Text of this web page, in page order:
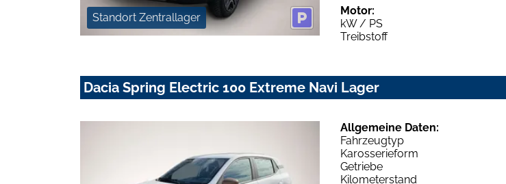
Standort Zentrallager
Motor:
kW / PS
Treibstoff
Dacia Spring Electric 100 Extreme Navi Lager
Allgemeine Daten:
Fahrzeugtyp
Karosserieform
Getriebe
Kilometerstand